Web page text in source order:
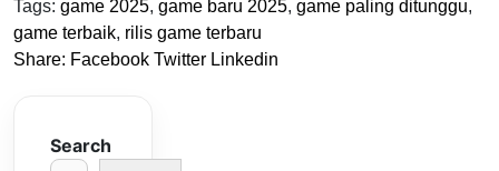
Tags: game 2025, game baru 2025, game paling ditunggu,
game terbaik, rilis game terbaru
Share: Facebook Twitter Linkedin
Search